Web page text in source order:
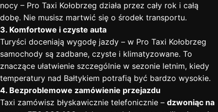
nocy – Pro Taxi Kołobrzeg działa przez cały rok i całą
dobę. Nie musisz martwić się o środek transportu.
3. Komfortowe i czyste auta
Turyści doceniają wygodę jazdy – w Pro Taxi Kołobrzeg
samochody są zadbane, czyste i klimatyzowane. To
znaczące ułatwienie szczególnie w sezonie letnim, kiedy
temperatury nad Bałtykiem potrafią być bardzo wysokie.
4. Bezproblemowe zamówienie przejazdu
Taxi zamówisz błyskawicznie telefonicznie – dzwoniąc na